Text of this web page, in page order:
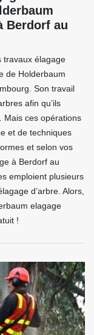
Berdorf au
travaux élagage
de Holderbaum
Son travail
afin qu’ils
Mais ces opérations
et de techniques
et selon vos
à Berdorf au
emploient plusieurs
d’arbre. Alors,
elagage
!